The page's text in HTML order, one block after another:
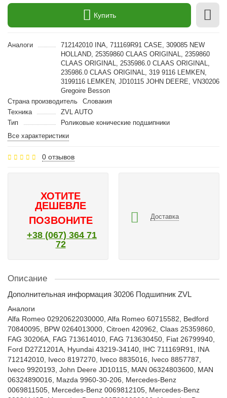
Купить
Аналоги
712142010 INA, 711169R91 CASE, 309085 NEW
HOLLAND, 25359860 CLAAS ORIGINAL, 2359860
CLAAS ORIGINAL, 2535986.0 CLAAS ORIGINAL,
235986.0 CLAAS ORIGINAL, 319 9116 LEMKEN,
3199116 LEMKEN, JD10115 JOHN DEERE, VN30206
Gregoire Besson
Страна производитель
Словакия
Техника
ZVL AUTO
Тип
Роликовые конические подшипники
Все характеристики
0 отзывов
ХОТИТЕ
ДЕШЕВЛЕ
ПОЗВОНИТЕ
+38 (067) 364 71
72
Доставка
Описание
Дополнительная информация 30206 Подшипник ZVL
Аналоги
Alfa Romeo 02920622030000, Alfa Romeo 60715582, Bedford
70840095, BPW 0264013000, Citroen 420962, Claas 25359860,
FAG 30206A, FAG 713614010, FAG 713630450, Fiat 26799940,
Ford D27Z1201A, Hyundai 43219-34140, IHC 711169R91, INA
712142010, Iveco 8197270, Iveco 8835016, Iveco 8857787,
Iveco 9920193, John Deere JD10115, MAN 06324803600, MAN
06324890016, Mazda 9960-30-206, Mercedes-Benz
0069811505, Mercedes-Benz 0069812105, Mercedes-Benz